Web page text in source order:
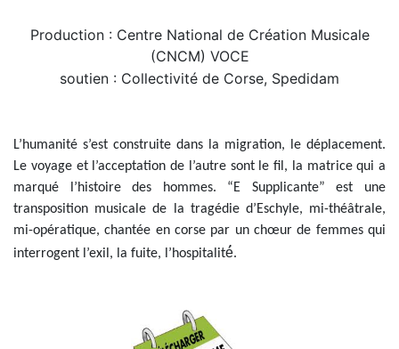
Production : Centre National de Création Musicale
(CNCM) VOCE
soutien : Collectivité de Corse, Spedidam
L’humanité s’est construite dans la migration, le déplacement.
Le voyage et l’acceptation de l’autre sont le fil, la matrice qui a
marqué l’histoire des hommes. “E Supplicante” est une
transposition musicale de la tragédie d’Eschyle, mi-théâtrale,
mi-opératique, chantée en corse par un chœur de femmes qui
interrogent l’exil, la fuite, l’hospitalité́.